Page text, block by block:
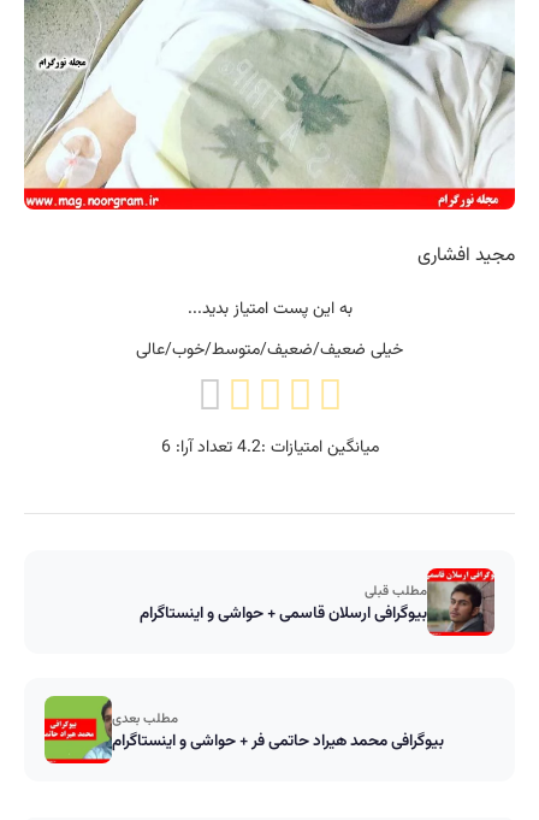
مجید افشاری
به این پست امتیاز بدید...
خیلی ضعیف/ضعیف/متوسط/خوب/عالی
میانگین امتیازات :4.2تعداد آرا:6
مطلب قبلی
بیوگرافی ارسلان قاسمی + حواشی و اینستاگرام
مطلب بعدی
بیوگرافی محمد هیراد حاتمی فر + حواشی و اینستاگرام